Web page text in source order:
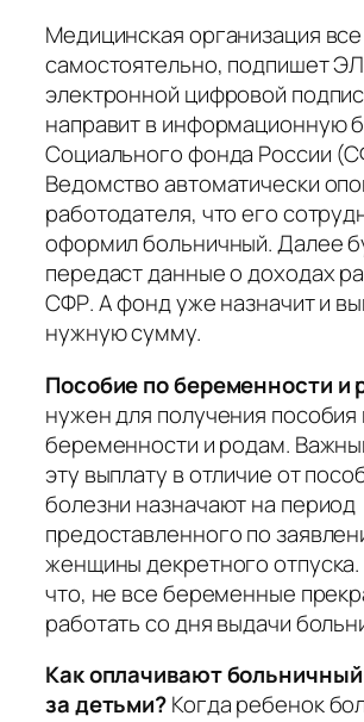
Медицинская организация
самостоятельно, подпишет
электронной цифровой
направит в информационную
Социального фонда России
Ведомство автоматически
работодателя, что его
оформил больничный. Далее
передаст данные о доходах
СФР. А фонд уже назначит и
нужную сумму.
Пособие по беременности и
нужен для получения пособия
беременности и родам.
эту выплату в отличие от
болезни назначают на период
предоставленного по
женщины декретного
что, не все беременные
работать со дня выдачи
Как оплачивают
за детьми?Когда ребенок